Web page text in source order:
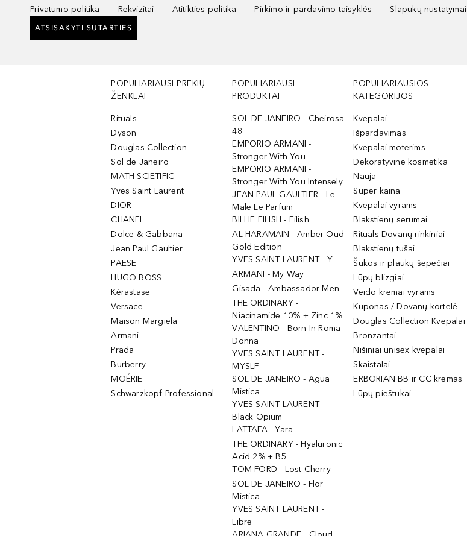
Privatumo politika Rekvizitai Atitikties politika Pirkimo ir pardavimo taisyklės Slapukų nustatymai
ATSISAKYTI SUTARTIES
POPULIARIAUSI PREKIŲ
ŽENKLAI
Rituals
Dyson
Douglas Collection
Sol de Janeiro
MATH SCIETIFIC
Yves Saint Laurent
DIOR
CHANEL
Dolce & Gabbana
Jean Paul Gaultier
PAESE
HUGO BOSS
Kérastase
Versace
Maison Margiela
Armani
Prada
Burberry
MOÉRIE
Schwarzkopf Professional
POPULIARIAUSI
PRODUKTAI
SOL DE JANEIRO - Cheirosa
48
EMPORIO ARMANI -
Stronger With You
EMPORIO ARMANI -
Stronger With You Intensely
JEAN PAUL GAULTIER - Le
Male Le Parfum
BILLIE EILISH - Eilish
AL HARAMAIN - Amber Oud
Gold Edition
YVES SAINT LAURENT - Y
ARMANI - My Way
Gisada - Ambassador Men
THE ORDINARY -
Niacinamide 10% + Zinc 1%
VALENTINO - Born In Roma
Donna
YVES SAINT LAURENT -
MYSLF
SOL DE JANEIRO - Agua
Mistica
YVES SAINT LAURENT -
Black Opium
LATTAFA - Yara
THE ORDINARY - Hyaluronic
Acid 2% + B5
TOM FORD - Lost Cherry
SOL DE JANEIRO - Flor
Mistica
YVES SAINT LAURENT -
Libre
POPULIARIAUSIOS
KATEGORIJOS
Kvepalai
Išpardavimas
Kvepalai moterims
Dekoratyvinė kosmetika
Nauja
Super kaina
Kvepalai vyrams
Blakstienų serumai
Rituals Dovanų rinkiniai
Blakstienų tušai
Šukos ir plaukų šepečiai
Lūpų blizgiai
Veido kremai vyrams
Kuponas / Dovanų kortelė
Douglas Collection Kvepalai
Bronzantai
Nišiniai unisex kvepalai
Skaistalai
ERBORIAN BB ir CC kremas
Lūpų pieštukai